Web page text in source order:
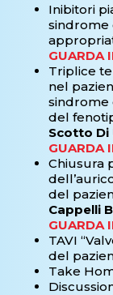
Inibitori
sindrome
GUARDA
Triplice
nel
sindrome
del
Scotto Di
GUARDA
Chiusura
del
Cappelli
GUARDA
TAVI
del
Take